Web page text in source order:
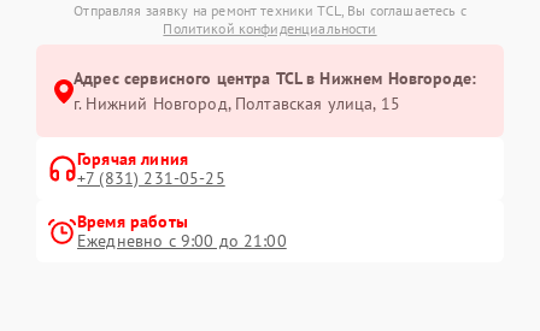
Отправляя заявку на ремонт техники TCL, Вы соглашаетесь с
Политикой конфиденциальности
Адрес сервисного центра TCL в Нижнем Новгороде:
г. Нижний Новгород, Полтавская улица, 15
Горячая линия
+7 (831) 231-05-25
Время работы
Ежедневно с 9:00 до 21:00